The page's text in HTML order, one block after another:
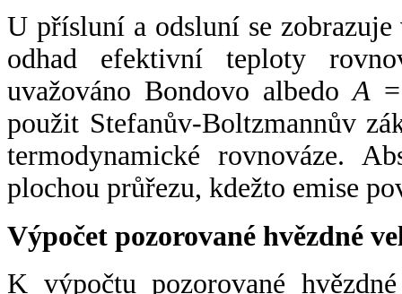
U přísluní a odsluní se
odhad efektivní teploty
uvažováno Bondovo albedoA
použit Stefanův-Boltzmannův
termodynamické rovnováze.
plochou průřezu, kdežto emise
Výpočet pozorované hvězdné
K výpočtu pozorované